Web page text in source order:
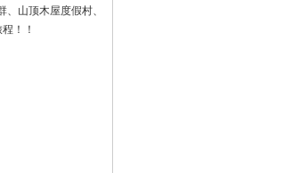
山顶木屋度假村、
！！